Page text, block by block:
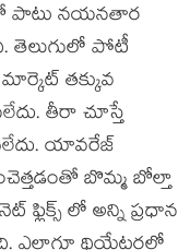
పాటు నయనతార
తెలుగులో పోటీ
తక్కువ
తీరా చూస్తే
యావరేజ్
బొమ్మ బోల్తా
ఫ్లిక్స్ లో అన్ని ప్రధాన